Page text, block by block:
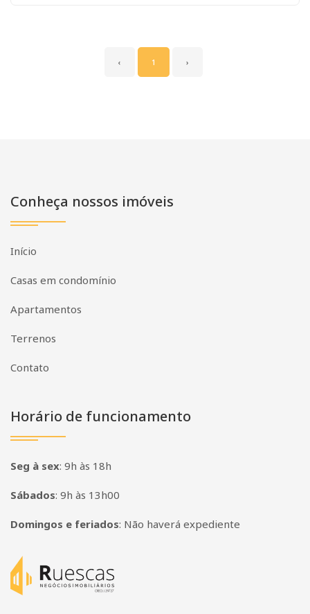
‹ 1 ›
Conheça nossos imóveis
Início
Casas em condomínio
Apartamentos
Terrenos
Contato
Horário de funcionamento
Seg à sex: 9h às 18h
Sábados: 9h às 13h00
Domingos e feriados: Não haverá expediente
Página inicial